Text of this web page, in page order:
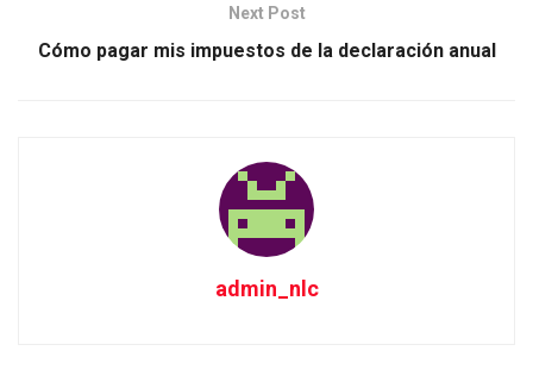
Next Post
Cómo pagar mis impuestos de la declaración anual
admin_nlc